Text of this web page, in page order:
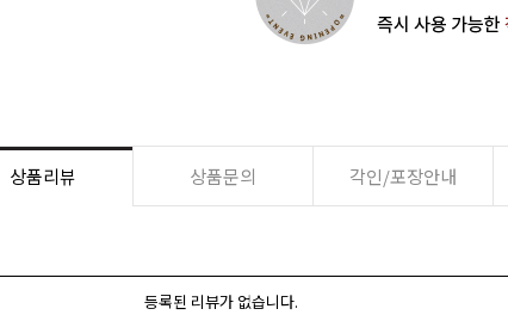
상품리뷰 상품문의 각인/포장안내
등록된 리뷰가 없습니다.